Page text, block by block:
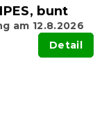
bunt
am 12.8.2026
Detail